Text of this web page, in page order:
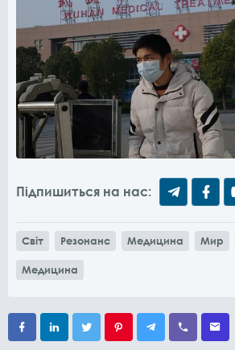
Підпишиться на нас:
Світ Резонанс Медицина Мир
Медицина